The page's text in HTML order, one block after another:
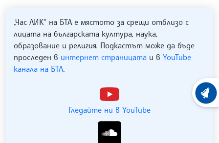
„Час ЛИК“ на БТА е мястото за срещи отблизо с
лицата на българската култура, наука,
образование и религия. Подкастът може да бъде
проследен в интернет страницата и в YouTube
канала на БТА.
Гледайте ни в YouTube